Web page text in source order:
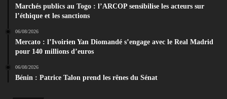
Marchés publics au Togo : l’ARCOP sensibilise les acteurs sur
l’éthique et les sanctions
06/08/2026
Mercato : l’Ivoirien Yan Diomandé s’engage avec le Real Madrid
pour 140 millions d’euros
06/08/2026
Bénin : Patrice Talon prend les rênes du Sénat